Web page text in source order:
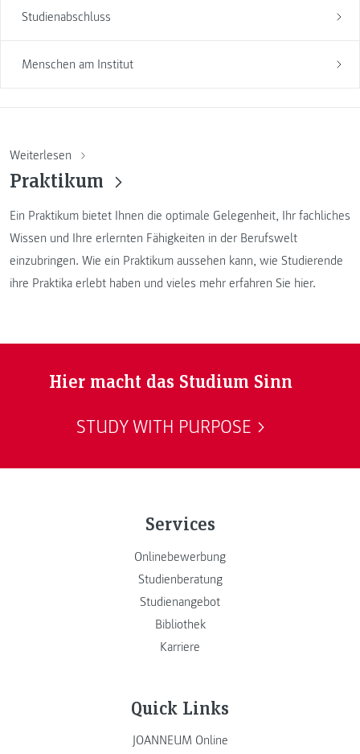
Studienabschluss
Menschen am Institut
Weiterlesen
Praktikum
Ein Praktikum bietet Ihnen die optimale Gelegenheit, Ihr fachliches
Wissen und Ihre erlernten Fähigkeiten in der Berufswelt
einzubringen. Wie ein Praktikum aussehen kann, wie Studierende
ihre Praktika erlebt haben und vieles mehr erfahren Sie hier.
Hier macht das Studium Sinn
STUDY WITH PURPOSE
Services
Onlinebewerbung
Studienberatung
Studienangebot
Bibliothek
Karriere
Quick Links
JOANNEUM Online